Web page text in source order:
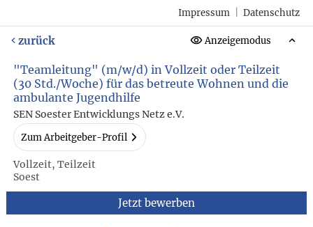
Impressum Datenschutz
zurück Anzeigemodus
"Teamleitung" (m/w/d) in Vollzeit oder Teilzeit
(30 Std./Woche) für das betreute Wohnen und die
ambulante Jugendhilfe
SEN Soester Entwicklungs Netz e.V.
Zum Arbeitgeber-Profil
Vollzeit, Teilzeit
Soest
Jetzt bewerben